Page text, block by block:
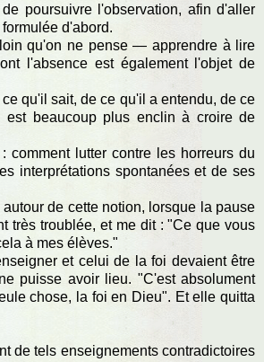
poursuivre l'observation, afin d'aller
d'abord.
qu'on ne pense — apprendre à lire
l'absence est également l'objet de
qu'il sait, de ce qu'il a entendu, de ce
est beaucoup plus enclin à croire de
lutter contre les horreurs du
interprétations spontanées et de ses
de cette notion, lorsque la pause
très troublée, et me dit : "Ce que vous
à mes élèves."
et celui de la foi devaient être
puisse avoir lieu. "C'est absolument
chose, la foi en Dieu". Et elle quitta
de tels enseignements contradictoires